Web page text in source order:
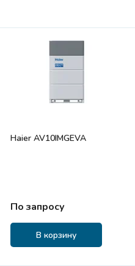
Haier AV10IMGEVA
По запросу
В корзину